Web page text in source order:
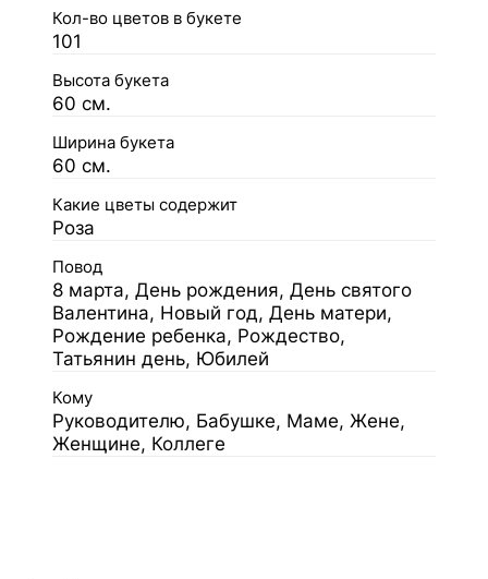
Кол-во цветов в букете
101
Высота букета
60 см.
Ширина букета
60 см.
Какие цветы содержит
Роза
Повод
8 марта, День рождения, День святого
Валентина, Новый год, День матери,
Рождение ребенка, Рождество,
Татьянин день, Юбилей
Кому
Руководителю, Бабушке, Маме, Жене,
Женщине, Коллеге